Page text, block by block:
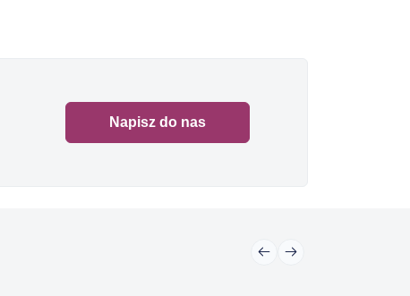
Napisz do nas